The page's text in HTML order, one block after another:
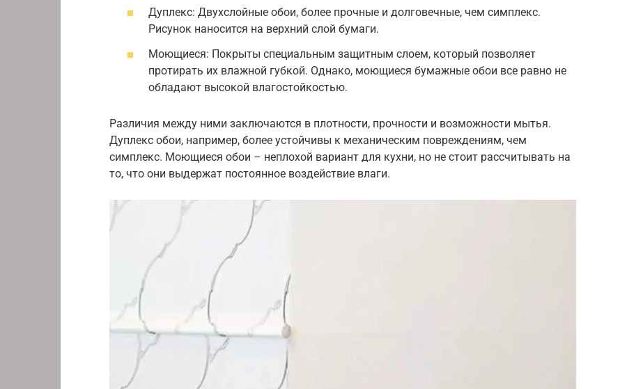
Дуплекс: Двухслойные обои, более прочные и долговечные, чем симплекс.
Рисунок наносится на верхний слой бумаги.
Моющиеся: Покрыты специальным защитным слоем, который позволяет
протирать их влажной губкой. Однако, моющиеся бумажные обои все равно не
обладают высокой влагостойкостью.
Различия между ними заключаются в плотности, прочности и возможности мытья.
Дуплекс обои, например, более устойчивы к механическим повреждениям, чем
симплекс. Моющиеся обои – неплохой вариант для кухни, но не стоит рассчитывать на
то, что они выдержат постоянное воздействие влаги.